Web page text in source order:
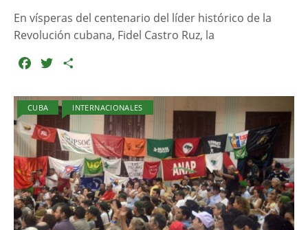
En vísperas del centenario del líder histórico de la
Revolución cubana, Fidel Castro Ruz, la
c
e
b
o
o
k
i
t
t
e
r
m
p
r
t
i
r
CUBA INTERNACIONALES